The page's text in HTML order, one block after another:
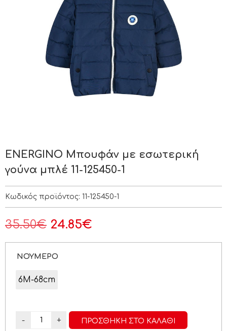
ENERGINO Μπουφάν με εσωτερική
γούνα μπλέ 11-125450-1
Κωδικός προϊόντος: 11-125450-1
35.50€ 24.85€
ΝΟΥΜΕΡΟ
6Μ-68cm
- + ΠΡΟΣΘΉΚΗ ΣΤΟ ΚΑΛΆΘΙ